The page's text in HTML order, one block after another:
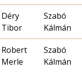
Déry
Tibor
Szabó
Kálmán
Robert
Merle
Szabó
Kálmán